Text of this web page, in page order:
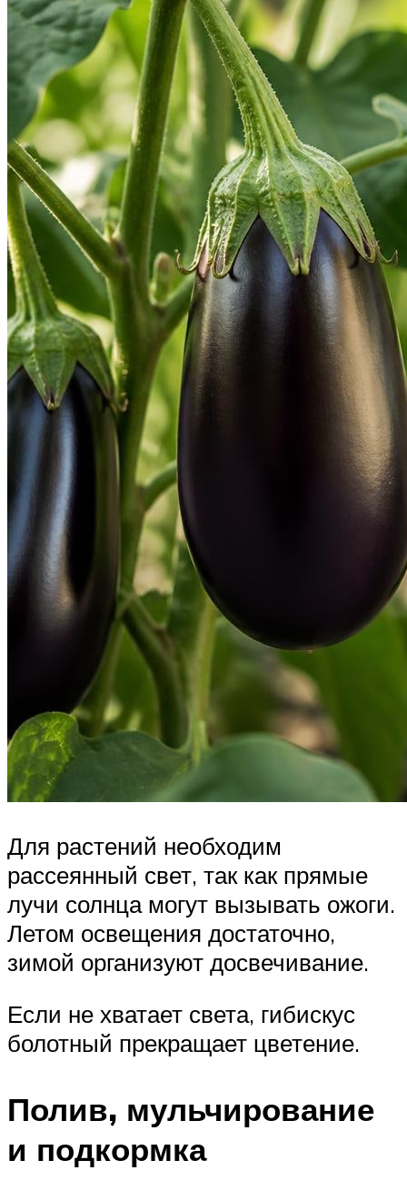
Для растений необходим
рассеянный свет, так как прямые
лучи солнца могут вызывать ожоги.
Летом освещения достаточно,
зимой организуют досвечивание.
Если не хватает света, гибискус
болотный прекращает цветение.
Полив, мульчирование
и подкормка